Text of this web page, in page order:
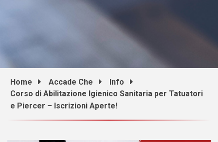
Home Accade Che
Info
Corso di Abilitazione Igienico Sanitaria per Tatuatori
e Piercer – Iscrizioni Aperte!